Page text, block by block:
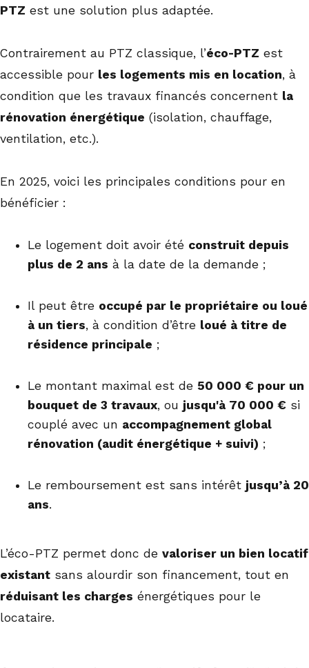
PTZ est une solution plus adaptée.
Contrairement au PTZ classique, l’éco-PTZ est
accessible pour les logements mis en location, à
condition que les travaux financés concernent la
rénovation énergétique (isolation, chauffage,
ventilation, etc.).
En 2025, voici les principales conditions pour en
bénéficier :
Le logement doit avoir été construit depuis
plus de 2 ans à la date de la demande ;
Il peut être occupé par le propriétaire ou loué
à un tiers, à condition d’être loué à titre de
résidence principale ;
Le montant maximal est de 50 000 € pour un
bouquet de 3 travaux, ou jusqu'à 70 000 € si
couplé avec un accompagnement global
rénovation (audit énergétique + suivi) ;
Le remboursement est sans intérêt jusqu’à 20
ans.
L’éco-PTZ permet donc de valoriser un bien locatif
existant sans alourdir son financement, tout en
réduisant les charges énergétiques pour le
locataire.